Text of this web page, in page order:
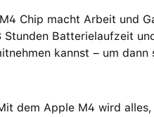
Chip macht Arbeit und
Stunden Batterielaufzeit
kannst – um
dem Apple M4 wird